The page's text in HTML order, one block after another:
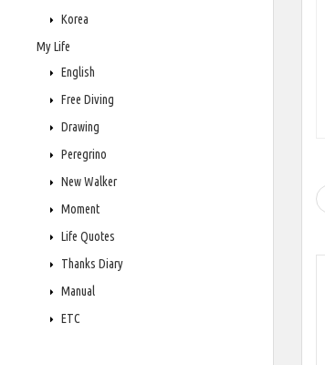
Korea
My Life
English
Free Diving
Drawing
Peregrino
New Walker
Moment
Life Quotes
Thanks Diary
Manual
ETC